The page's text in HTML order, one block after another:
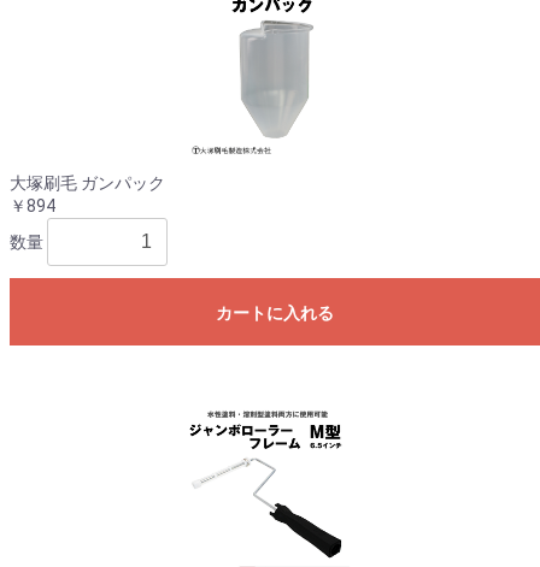
大塚刷毛 ガンパック
￥894
数量
カートに入れる